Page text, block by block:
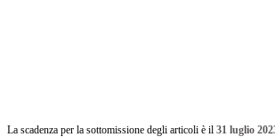
La scadenza per la sottomissione degli articoli è il 31 luglio